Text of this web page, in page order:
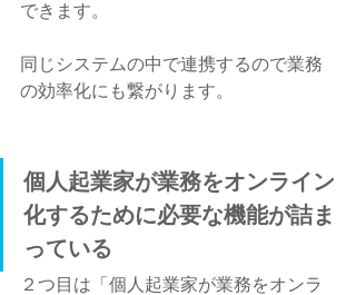
できます。
同じシステムの中で連携するので業務
の効率化にも繋がります。
個人起業家が業務をオンライン
化するために必要な機能が詰ま
っている
２つ目は「個人起業家が業務をオンラ